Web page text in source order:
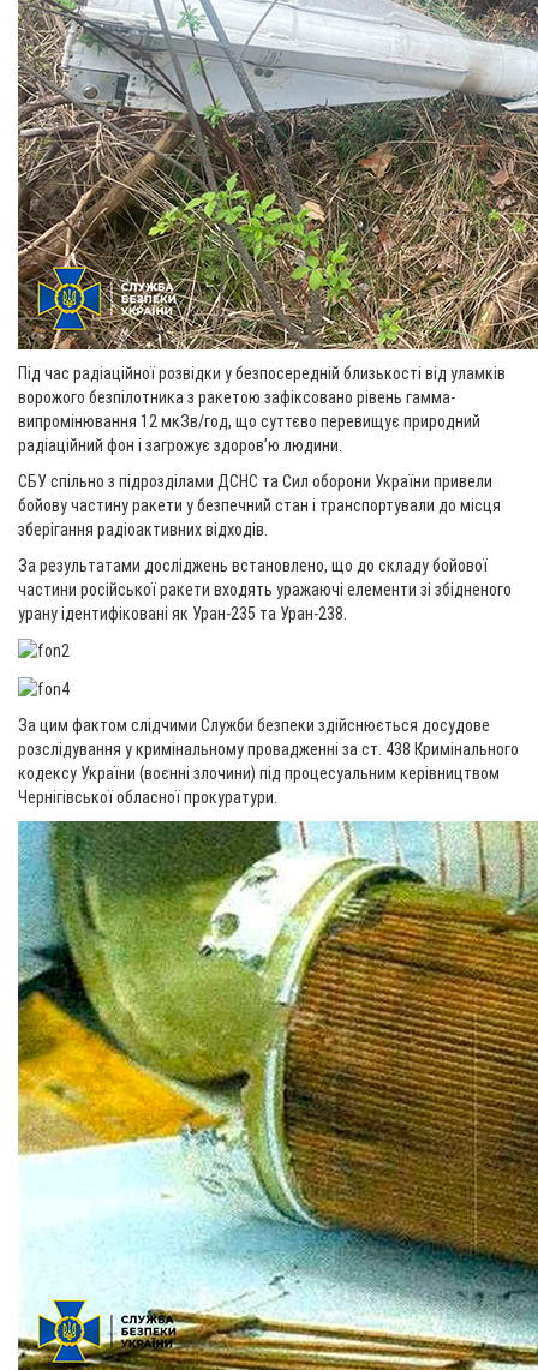
Під час радіаційної розвідки у безпосередній близькості від уламків
ворожого безпілотника з ракетою зафіксовано рівень гамма-
випромінювання 12 мкЗв/год, що суттєво перевищує природний
радіаційний фон і загрожує здоров’ю людини.
СБУ спільно з підрозділами ДСНС та Сил оборони України привели
бойову частину ракети у безпечний стан і транспортували до місця
зберігання радіоактивних відходів.
За результатами досліджень встановлено, що до складу бойової
частини російської ракети входять уражаючі елементи зі збідненого
урану ідентифіковані як Уран-235 та Уран-238.
За цим фактом слідчими Служби безпеки здійснюється досудове
розслідування у кримінальному провадженні за ст. 438 Кримінального
кодексу України (воєнні злочини) під процесуальним керівництвом
Чернігівської обласної прокуратури.